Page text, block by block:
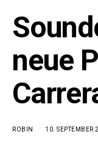
neue
ROBIN 10. SEPTEMBER